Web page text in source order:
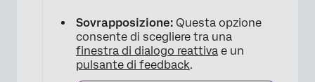
Sovrapposizione: Questa opzione
consente di scegliere tra una
finestra di dialogo reattiva e un
pulsante di feedback.